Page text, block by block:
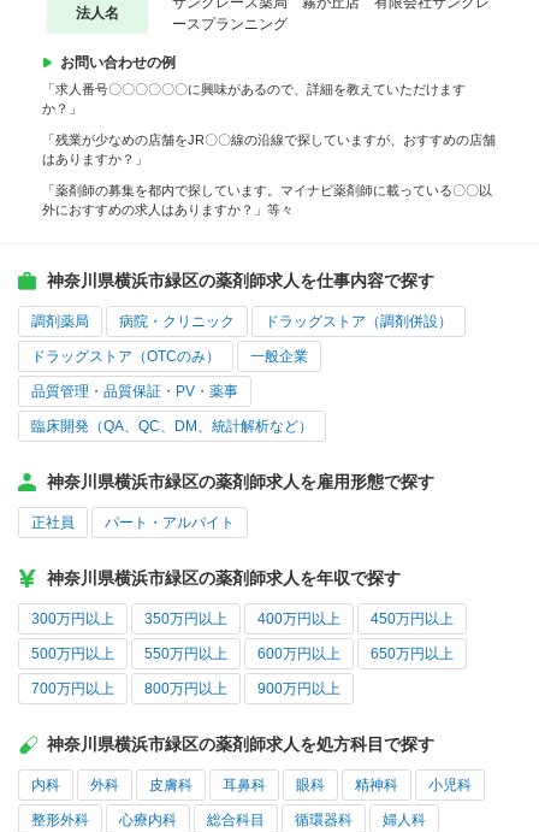
法人名
ースプランニング
お問い合わせの例
「求人番号〇〇〇〇〇〇に興味があるので、詳細を教えていただけます
か？」
「残業が少なめの店舗をJR〇〇線の沿線で探していますが、おすすめの店舗
はありますか？」
「薬剤師の募集を都内で探しています。マイナビ薬剤師に載っている〇〇以
外におすすめの求人はありますか？」等々
神奈川県横浜市緑区の薬剤師求人を仕事内容で探す
調剤薬局 病院・クリニック ドラッグストア（調剤併設）
ドラッグストア（OTCのみ） 一般企業
品質管理・品質保証・PV・薬事
臨床開発（QA、QC、DM、統計解析など）
神奈川県横浜市緑区の薬剤師求人を雇用形態で探す
正社員 パート・アルバイト
神奈川県横浜市緑区の薬剤師求人を年収で探す
300万円以上 350万円以上 400万円以上 450万円以上
500万円以上 550万円以上 600万円以上 650万円以上
700万円以上 800万円以上 900万円以上
神奈川県横浜市緑区の薬剤師求人を処方科目で探す
内科 外科 皮膚科 耳鼻科 眼科 精神科 小児科
整形外科 心療内科 総合科目 循環器科 婦人科